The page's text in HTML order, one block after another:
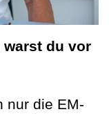
warst du vor
nur die EM-